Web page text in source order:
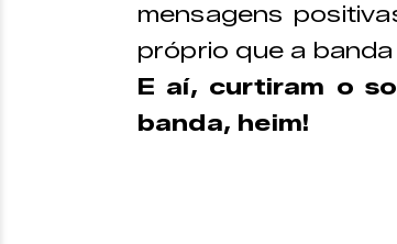
mensagens
próprio que a
E aí, curtiram o
banda, heim!